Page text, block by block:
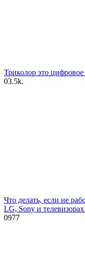
Триколор это
03.5k.
Что делать, если не
LG, Sony и
0977